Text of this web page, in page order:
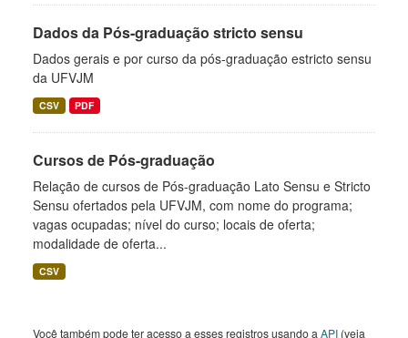
Dados da Pós-graduação stricto sensu
Dados gerais e por curso da pós-graduação estricto sensu
da UFVJM
CSV PDF
Cursos de Pós-graduação
Relação de cursos de Pós-graduação Lato Sensu e Stricto
Sensu ofertados pela UFVJM, com nome do programa;
vagas ocupadas; nível do curso; locais de oferta;
modalidade de oferta...
CSV
Você também pode ter acesso a esses registros usando a API (veja